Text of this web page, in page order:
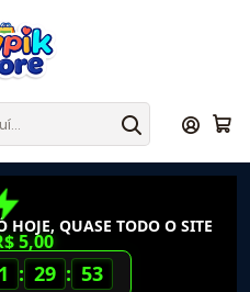
HOJE, QUASE TODO O SITE
5,00
: 29 : 53